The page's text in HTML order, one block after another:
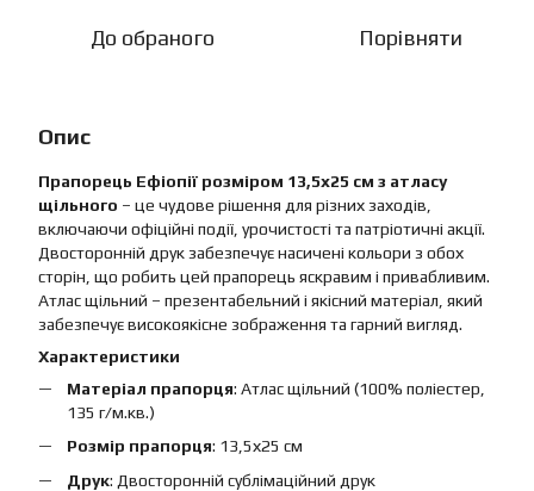
До обраного Порівняти
Опис
Прапорець Ефіопії розміром 13,5х25 см з атласу
щільного – це чудове рішення для різних заходів,
включаючи офіційні події, урочистості та патріотичні акції.
Двосторонній друк забезпечує насичені кольори з обох
сторін, що робить цей прапорець яскравим і привабливим.
Атлас щільний – презентабельний і якісний матеріал, який
забезпечує високоякісне зображення та гарний вигляд.
Характеристики
Матеріал прапорця: Атлас щільний (100% поліестер,
135 г/м.кв.)
Розмір прапорця: 13,5х25 см
Друк: Двосторонній сублімаційний друк